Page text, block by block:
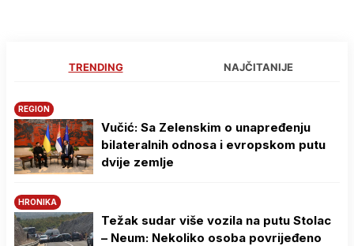
TRENDING NAJČITANIJE
REGION
Vučić: Sa Zelenskim o unapređenju
bilateralnih odnosa i evropskom putu
dvije zemlje
HRONIKA
Težak sudar više vozila na putu Stolac
– Neum: Nekoliko osoba povrijeđeno